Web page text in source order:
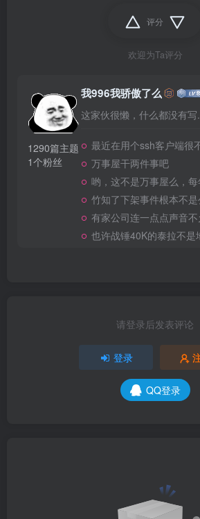
评分
欢迎为Ta评分
1290篇主题
1个粉丝
我996我骄傲了么
这家伙很懒，什么都没有写
最近在用个ssh客户端很
万事屋干两件事吧
哟，这不是万事屋么，每年
竹知了下架事件根本不
有家公司连一点点声音不允许发出，这公司做
也许战锤40K的泰拉不是
请登录后发表评论
登录
QQ登录